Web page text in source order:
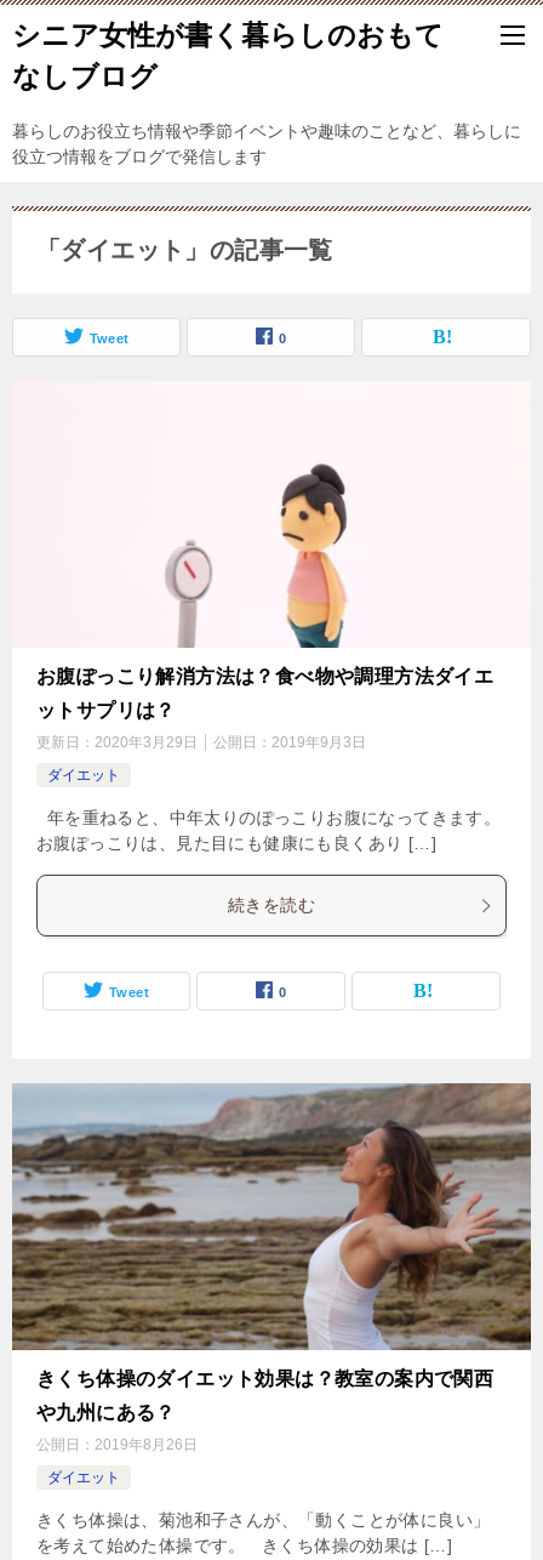
シニア女性が書く暮らしのおもて
なしブログ
暮らしのお役立ち情報や季節イベントや趣味のことなど、暮らしに
役立つ情報をブログで発信します
「ダイエット」の記事一覧
Tweet 0
お腹ぽっこり解消方法は？食べ物や調理方法ダイエ
ットサプリは？
更新日： 2020年3月29日 公開日： 2019年9月3日
ダイエット
年を重ねると、中年太りのぽっこりお腹になってきます。
お腹ぽっこりは、見た目にも健康にも良くあり […]
続きを読む
Tweet 0
きくち体操のダイエット効果は？教室の案内で関西
や九州にある？
公開日： 2019年8月26日
ダイエット
きくち体操は、菊池和子さんが、「動くことが体に良い」
を考えて始めた体操です。 きくち体操の効果は […]